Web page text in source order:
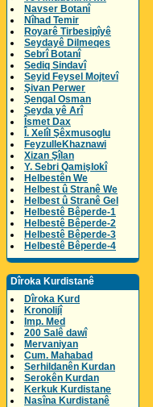
Navser Botanî
Nîhad Temir
Royarê Tirbesipîyê
Seydayê Dilmeqes
Sebrî Botanî
Sediq Sindavî
Seyid Feysel Mojtevî
Şivan Perwer
Şengal Osman
Seyda yê Arî
Îsmet Dax
Î. Xelîl Şêxmusoglu
FeyzulleKhaznawi
Xizan Şîlan
Y. Sebri Qamişlokî
Helbestên We
Helbest û Stranê We
Helbest û Stranê Gel
Helbestê Bêperde-1
Helbestê Bêperde-2
Helbestê Bêperde-3
Helbestê Bêperde-4
Dîroka Kurdistanê
Dîroka Kurd
Kronolijî
Imp. Med
200 Salê dawî
Mervaniyan
Cum. Mahabad
Serhildanên Kurdan
Serokên Kurdan
Kerkuk Kurdistane
Nasîna Kurdistanê